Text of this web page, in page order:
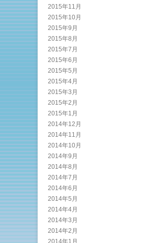
2015年11月
2015年10月
2015年9月
2015年8月
2015年7月
2015年6月
2015年5月
2015年4月
2015年3月
2015年2月
2015年1月
2014年12月
2014年11月
2014年10月
2014年9月
2014年8月
2014年7月
2014年6月
2014年5月
2014年4月
2014年3月
2014年2月
2014年1月